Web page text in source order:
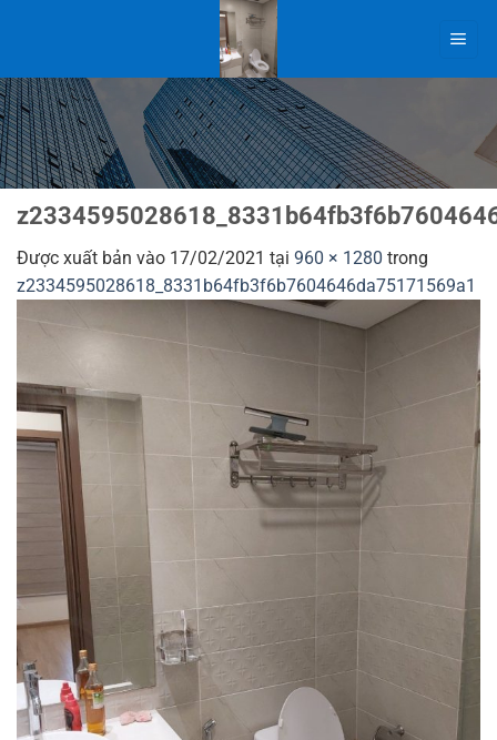
dung
Được xuất bản vào 17/02/2021 tại 960 × 1280 trong
z2334595028618_8331b64fb3f6b7604646da75171569a1